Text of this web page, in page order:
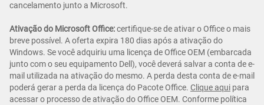
cancelamento junto a Microsoft.
Ativação do Microsoft Office:certifique-se de ativar o Office o mais
breve possível. A oferta expira 180 dias após a ativação do
Windows. Se você adquiriu uma licença de Office OEM (embarcada
junto com o seu equipamento Dell), você deverá salvar a conta de e-
mail utilizada na ativação do mesmo. A perda desta conta de e-mail
poderá gerar a perda da licença do Pacote Office. Clique aqui para
acessar o processo de ativação do Office OEM. Conforme política